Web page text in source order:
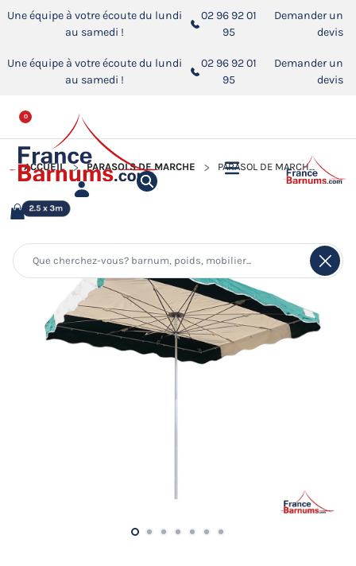
Une équipe à votre écoute du lundi
au samedi !
02 96 92 01
95
Demander un
devis
Une équipe à votre écoute du lundi
au samedi !
02 96 92 01
95
Demander un
devis
0
ACCUEIL PARASOLS DE MARCHÉ PARASOL DE MARCHÉ TÉLESCOPIQUE 2,5MX3M BICOLORE VERT ET BEIGE